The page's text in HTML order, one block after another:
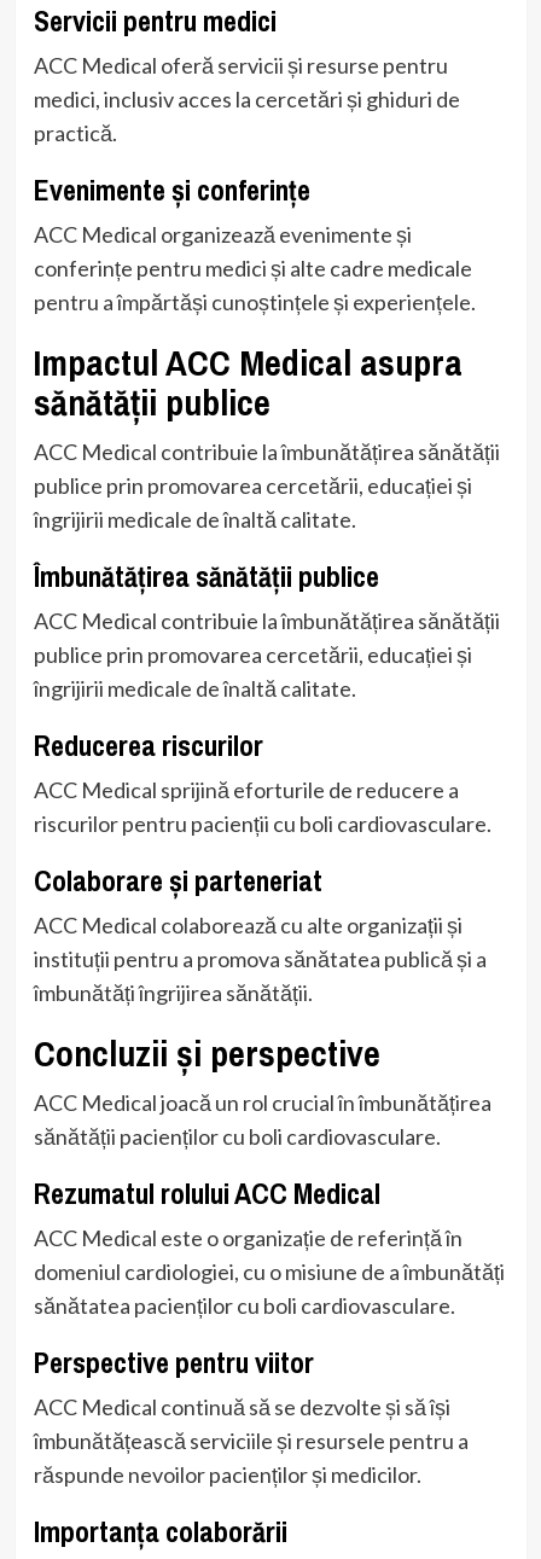
Servicii pentru medici
ACC Medical oferă servicii și resurse pentru
medici, inclusiv acces la cercetări și ghiduri de
practică.
Evenimente și conferințe
ACC Medical organizează evenimente și
conferințe pentru medici și alte cadre medicale
pentru a împărtăși cunoștințele și experiențele.
Impactul ACC Medical asupra
sănătății publice
ACC Medical contribuie la îmbunătățirea sănătății
publice prin promovarea cercetării, educației și
îngrijirii medicale de înaltă calitate.
Îmbunătățirea sănătății publice
ACC Medical contribuie la îmbunătățirea sănătății
publice prin promovarea cercetării, educației și
îngrijirii medicale de înaltă calitate.
Reducerea riscurilor
ACC Medical sprijină eforturile de reducere a
riscurilor pentru pacienții cu boli cardiovasculare.
Colaborare și parteneriat
ACC Medical colaborează cu alte organizații și
instituții pentru a promova sănătatea publică și a
îmbunătăți îngrijirea sănătății.
Concluzii și perspective
ACC Medical joacă un rol crucial în îmbunătățirea
sănătății pacienților cu boli cardiovasculare.
Rezumatul rolului ACC Medical
ACC Medical este o organizație de referință în
domeniul cardiologiei, cu o misiune de a îmbunătăți
sănătatea pacienților cu boli cardiovasculare.
Perspective pentru viitor
ACC Medical continuă să se dezvolte și să își
îmbunătățească serviciile și resursele pentru a
răspunde nevoilor pacienților și medicilor.
Importanța colaborării